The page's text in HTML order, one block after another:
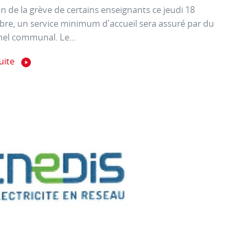
de la grève de certains enseignants ce jeudi 18
un service minimum d'accueil sera assuré par du
communal. Le...